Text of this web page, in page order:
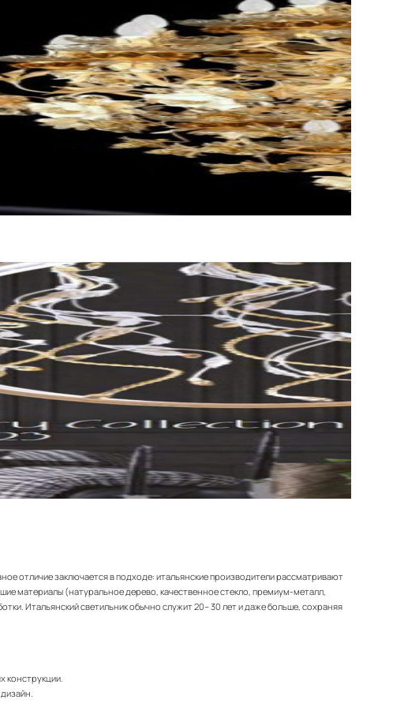
отличие заключается в подходе: итальянские производители рассматривают
материалы (натуральное дерево, качественное стекло, премиум-металл,
Итальянский светильник обычно служит 20– 30 лет и даже больше, сохраняя
конструкции.